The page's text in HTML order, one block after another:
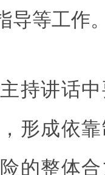
导等工作
讲话中
形成依
的整体